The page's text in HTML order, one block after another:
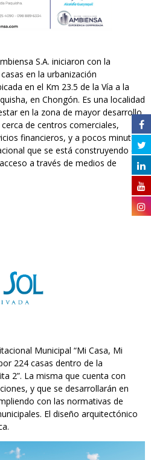
S.A. iniciaron con la
en la urbanización
en el Km 23.5 de la Vía a la
en Chongón. Es una localidad
en la zona de mayor desarrollo
de centros comerciales,
financieros, y a pocos minutos
que se está construyendo en
a través de medios de
Municipal “Mi Casa, Mi
224 casas dentro de la
2”. La misma que cuenta con
y que se desarrollarán en
con las normativas de
El diseño arquitectónico